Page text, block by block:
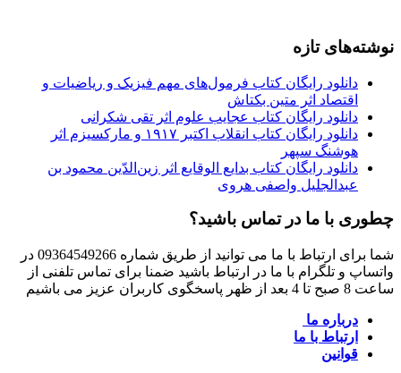
نوشته‌های تازه
دانلود رایگان کتاب فرمول‌های مهم فیزیک و ریاضیات و
اقتصاد اثر متین بکتاش
دانلود رایگان کتاب عجایب علوم اثر تقی شکرانی
دانلود رایگان کتاب انقلاب اکتبر ۱۹۱۷ و مارکسیزم اثر
هوشنگ سپهر
دانلود رایگان کتاب بدایع الوقایع اثر زین‌الدّین محمود بن
عبدالجلیل واصفی هروی
چطوری با ما در تماس باشید؟
شما برای ارتباط با ما می توانید از طریق شماره 09364549266 در
واتساپ و تلگرام با ما در ارتباط باشید ضمنا برای تماس تلفنی از
ساعت 8 صبح تا 4 بعد از ظهر پاسخگوی کاربران عزیز می باشیم
درباره ما
ارتباط با ما
قوانین